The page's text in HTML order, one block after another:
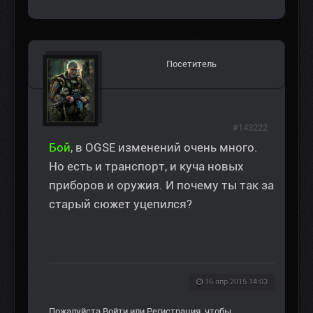
Посетитель
Бой, в OGSE изменений очень много.
Но есть и транспорт, и куча новых
приборов и оружия. И почему ты так за
старый сюжет уцепился?
16 апр 2015 14:03
#143222